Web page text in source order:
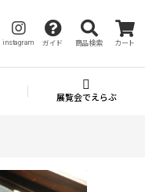
instagram ガイド 商品検索 カート
展覧会でえらぶ